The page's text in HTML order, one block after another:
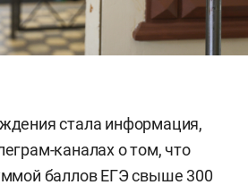
стала информация,
каналах о том, что
баллов ЕГЭ свыше 300